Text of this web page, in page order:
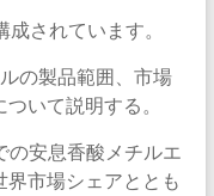
されています。
の製品範囲、市場
いて説明する。
の安息香酸メチルエ
界市場シェアととも